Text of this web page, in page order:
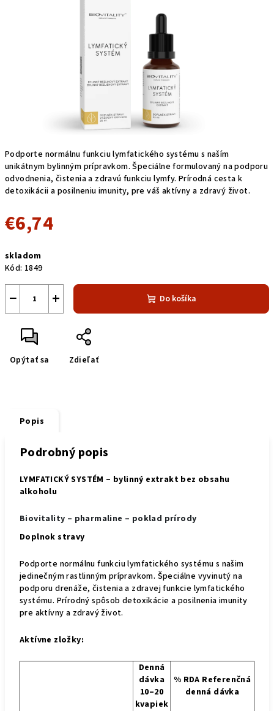
Podporte normálnu funkciu lymfatického systému s naším
unikátnym bylinným prípravkom. Špeciálne formulovaný na podporu
odvodnenia, čistenia a zdravú funkciu lymfy. Prírodná cesta k
detoxikácii a posilneniu imunity, pre váš aktívny a zdravý život.
€6,74
cena:
skladom
Kód: 1849
+
− Do košíka
Opýtať sa Zdieľať
hviezdičiek.
Popis
Podrobný popis
LYMFATICKÝ SYSTÉM – bylinný extrakt bez obsahu
alkoholu
Biovitality – pharmaline – poklad prírody
Doplnok stravy
Podporte normálnu funkciu lymfatického systému s našim
jedinečným rastlinným prípravkom. Špeciálne vyvinutý na
podporu drenáže, čistenia a zdravej funkcie lymfatického
systému. Prírodný spôsob detoxikácie a posilnenia imunity
pre aktívny a zdravý život.
Aktívne zložky:
Denná
dávka
10–20
kvapiek
% RDA Referenčná
denná dávka